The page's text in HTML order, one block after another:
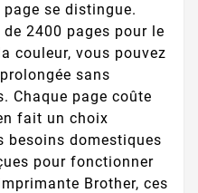
se distingue.
2400 pages pour le
couleur, vous pouvez
sans
Chaque page coûte
fait un choix
besoins domestiques
pour fonctionner
Brother, ces